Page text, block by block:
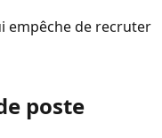
empêche de recruter
poste